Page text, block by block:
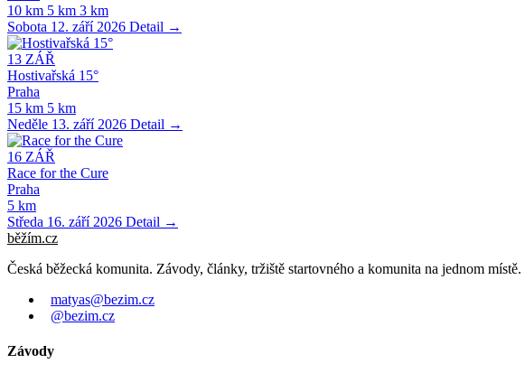
10 km 5 km 3 km
Sobota 12. září 2026 Detail →
13 ZÁŘ
Hostivařská 15°
Praha
15 km 5 km
Neděle 13. září 2026 Detail →
16 ZÁŘ
Race for the Cure
Praha
5 km
Středa 16. září 2026 Detail →
běžím.cz
Česká běžecká komunita. Závody, články, tržiště startovného a komunita na jednom místě.
matyas@bezim.cz
@bezim.cz
Závody